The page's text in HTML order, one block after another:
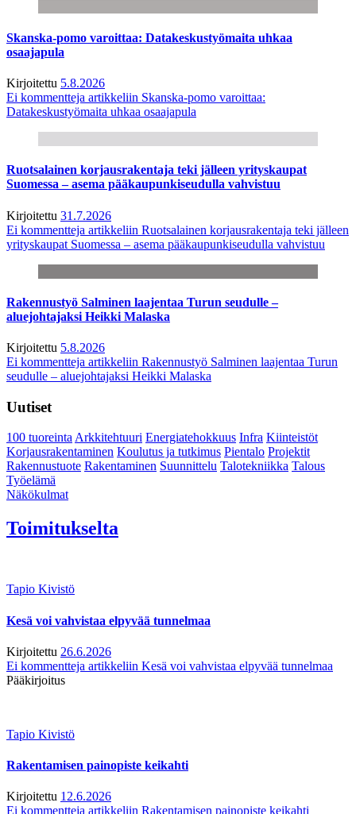
Skanska-pomo varoittaa: Datakeskustyömaita uhkaa
osaajapula
Kirjoitettu 5.8.2026
Ei kommentteja artikkeliin Skanska-pomo varoittaa:
Datakeskustyömaita uhkaa osaajapula
Ruotsalainen korjausrakentaja teki jälleen yrityskaupat
Suomessa – asema pääkaupunkiseudulla vahvistuu
Kirjoitettu 31.7.2026
Ei kommentteja artikkeliin Ruotsalainen korjausrakentaja teki jälleen
yrityskaupat Suomessa – asema pääkaupunkiseudulla vahvistuu
Rakennustyö Salminen laajentaa Turun seudulle –
aluejohtajaksi Heikki Malaska
Kirjoitettu 5.8.2026
Ei kommentteja artikkeliin Rakennustyö Salminen laajentaa Turun
seudulle – aluejohtajaksi Heikki Malaska
Uutiset
100 tuoreintaArkkitehtuuri Energiatehokkuus Infra Kiinteistöt
Korjausrakentaminen Koulutus ja tutkimus Pientalo Projektit
Rakennustuote Rakentaminen Suunnittelu Talotekniikka Talous
Työelämä
Näkökulmat
Toimitukselta
Tapio Kivistö
Kesä voi vahvistaa elpyvää tunnelmaa
Kirjoitettu 26.6.2026
Ei kommentteja artikkeliin Kesä voi vahvistaa elpyvää tunnelmaa
Pääkirjoitus
Tapio Kivistö
Rakentamisen painopiste keikahti
Kirjoitettu 12.6.2026
Ei kommentteja artikkeliin Rakentamisen painopiste keikahti